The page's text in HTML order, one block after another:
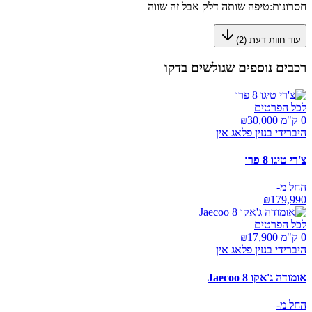
חסרונות:טיפה שותה דלק אבל זה שווה
עוד חוות דעת (2
)
רכבים נוספים שגולשים בדקו
לכל הפרטים
0 ק"מ ₪
30,000
היברידי בנזין פלאג אין
צ'רי טיגו 8 פרו
החל מ-
₪179,990
לכל הפרטים
0 ק"מ ₪
17,900
היברידי בנזין פלאג אין
אומודה ג'אקו Jaecoo 8
החל מ-